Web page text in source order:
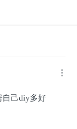
自己diy多好